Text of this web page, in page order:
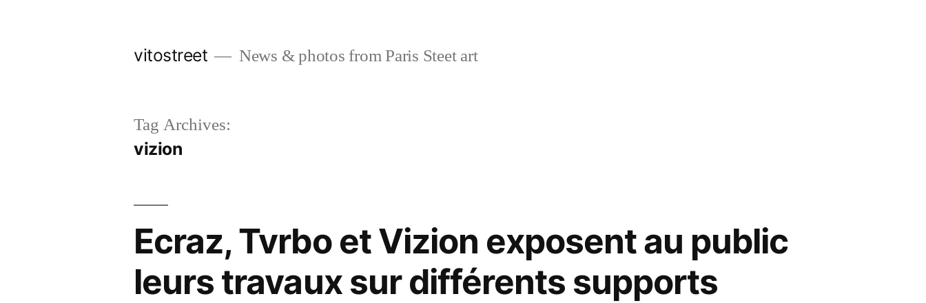
vitostreet News & photos from Paris Steet art
Tag Archives:
vizion
Ecraz, Tvrbo et Vizion exposent au public
leurs travaux sur différents supports